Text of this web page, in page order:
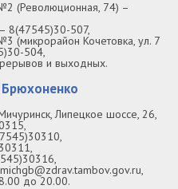
(Революционная, 74) –
8(47545)30-507,
(микрорайон Кочетовка, ул. 7
504,
и выходных.
Брюхоненко
Липецкое шоссе, 26,
до 20.00.